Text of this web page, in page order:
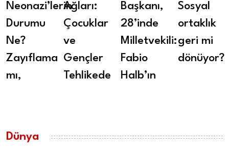
Neonazi’lerin
Durumu
Ne?
Zayıflama
mı,
Ağları:
Çocuklar
ve
Gençler
Tehlikede
Başkanı,
28’inde
Milletvekili:
Fabio
Halb’ın
Sosyal
ortaklık
geri mi
dönüyor?
Dünya